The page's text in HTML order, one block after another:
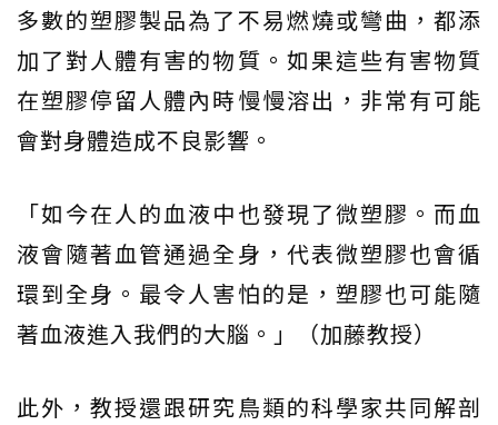
多數的塑膠製品為了不易燃燒或彎曲，都添
加了對人體有害的物質。如果這些有害物質
在塑膠停留人體內時慢慢溶出，非常有可能
會對身體造成不良影響。
「如今在人的血液中也發現了微塑膠。而血
液會隨著血管通過全身，代表微塑膠也會循
環到全身。最令人害怕的是，塑膠也可能隨
著血液進入我們的大腦。」（加藤教授）
此外，教授還跟研究鳥類的科學家共同解剖